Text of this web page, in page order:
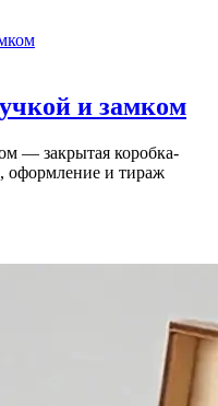
и замком
— закрытая коробка-
оформление и тираж